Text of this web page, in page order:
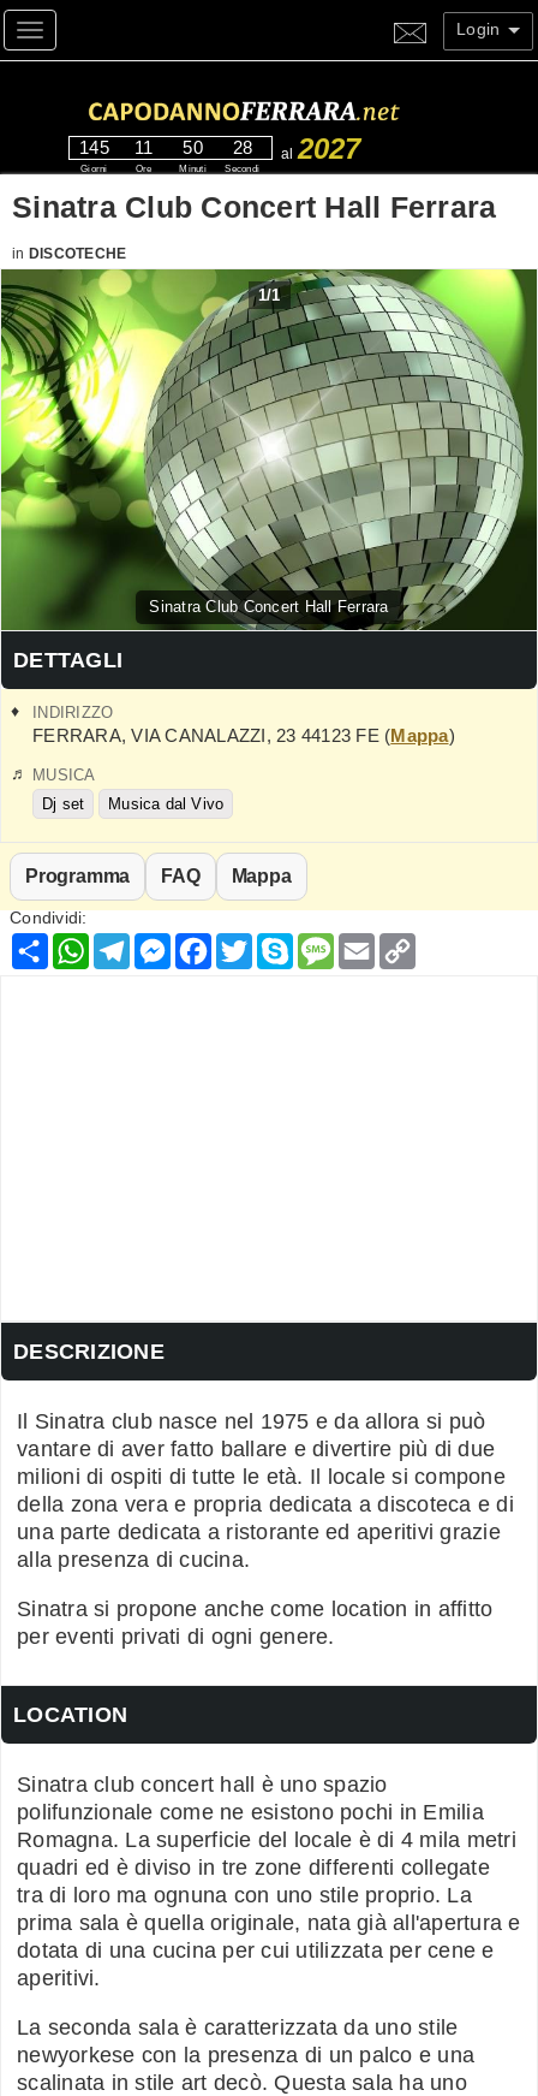
Toggle navigation Login
145
Giorni
11
Ore
50
Minuti
28
Secondi
al 2027
Sinatra Club Concert Hall Ferrara
in DISCOTECHE
1/1
Sinatra Club Concert Hall Ferrara
DETTAGLI
INDIRIZZO
FERRARA,VIA CANALAZZI, 23 44123 FE (Mappa)
MUSICA
Dj set
Musica dal Vivo
Programma FAQ Mappa
Condividi:
Condividi
WhatsApp
Telegram
Messenger
Facebook
TwitterSkypeMessage
Email
DESCRIZIONE
Il Sinatra club nasce nel 1975 e da allora si può
vantare di aver fatto ballare e divertire più di due
milioni di ospiti di tutte le età. Il locale si compone
della zona vera e propria dedicata a discoteca e di
una parte dedicata a ristorante ed aperitivi grazie
alla presenza di cucina.
Sinatra si propone anche come location in affitto
per eventi privati di ogni genere.
LOCATION
Sinatra club concert hall è uno spazio
polifunzionale come ne esistono pochi in Emilia
Romagna. La superficie del locale è di 4 mila metri
quadri ed è diviso in tre zone differenti collegate
tra di loro ma ognuna con uno stile proprio. La
prima sala è quella originale, nata già all'apertura e
dotata di una cucina per cui utilizzata per cene e
aperitivi.
La seconda sala è caratterizzata da uno stile
newyorkese con la presenza di un palco e una
scalinata in stile art decò. Questa sala ha uno